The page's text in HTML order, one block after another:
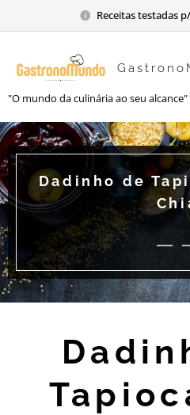
Receitas testadas
"O mundo da culinária ao seu alcance"
Dadinho de